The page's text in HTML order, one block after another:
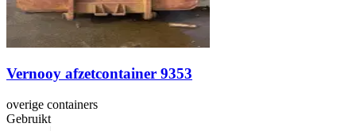
Vernooy afzetcontainer 9353
overige containers
Gebruikt